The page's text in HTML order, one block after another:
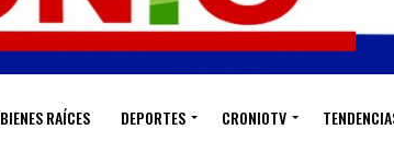
BIENES RAÍCES DEPORTES CRONIOTV